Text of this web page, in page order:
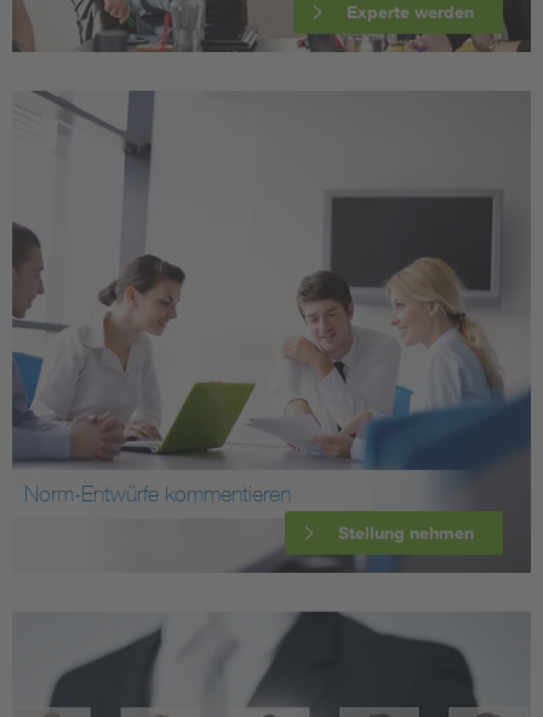
Experte werden
Norm-Entwürfe kommentieren
Stellung nehmen